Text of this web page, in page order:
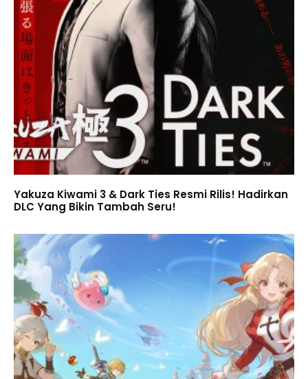
Yakuza Kiwami 3 & Dark Ties Resmi Rilis! Hadirkan
DLC Yang Bikin Tambah Seru!